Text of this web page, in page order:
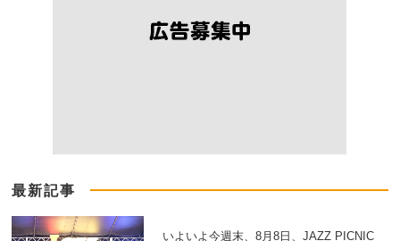
最新記事
いよいよ今週末、8月8日、JAZZ PICNIC